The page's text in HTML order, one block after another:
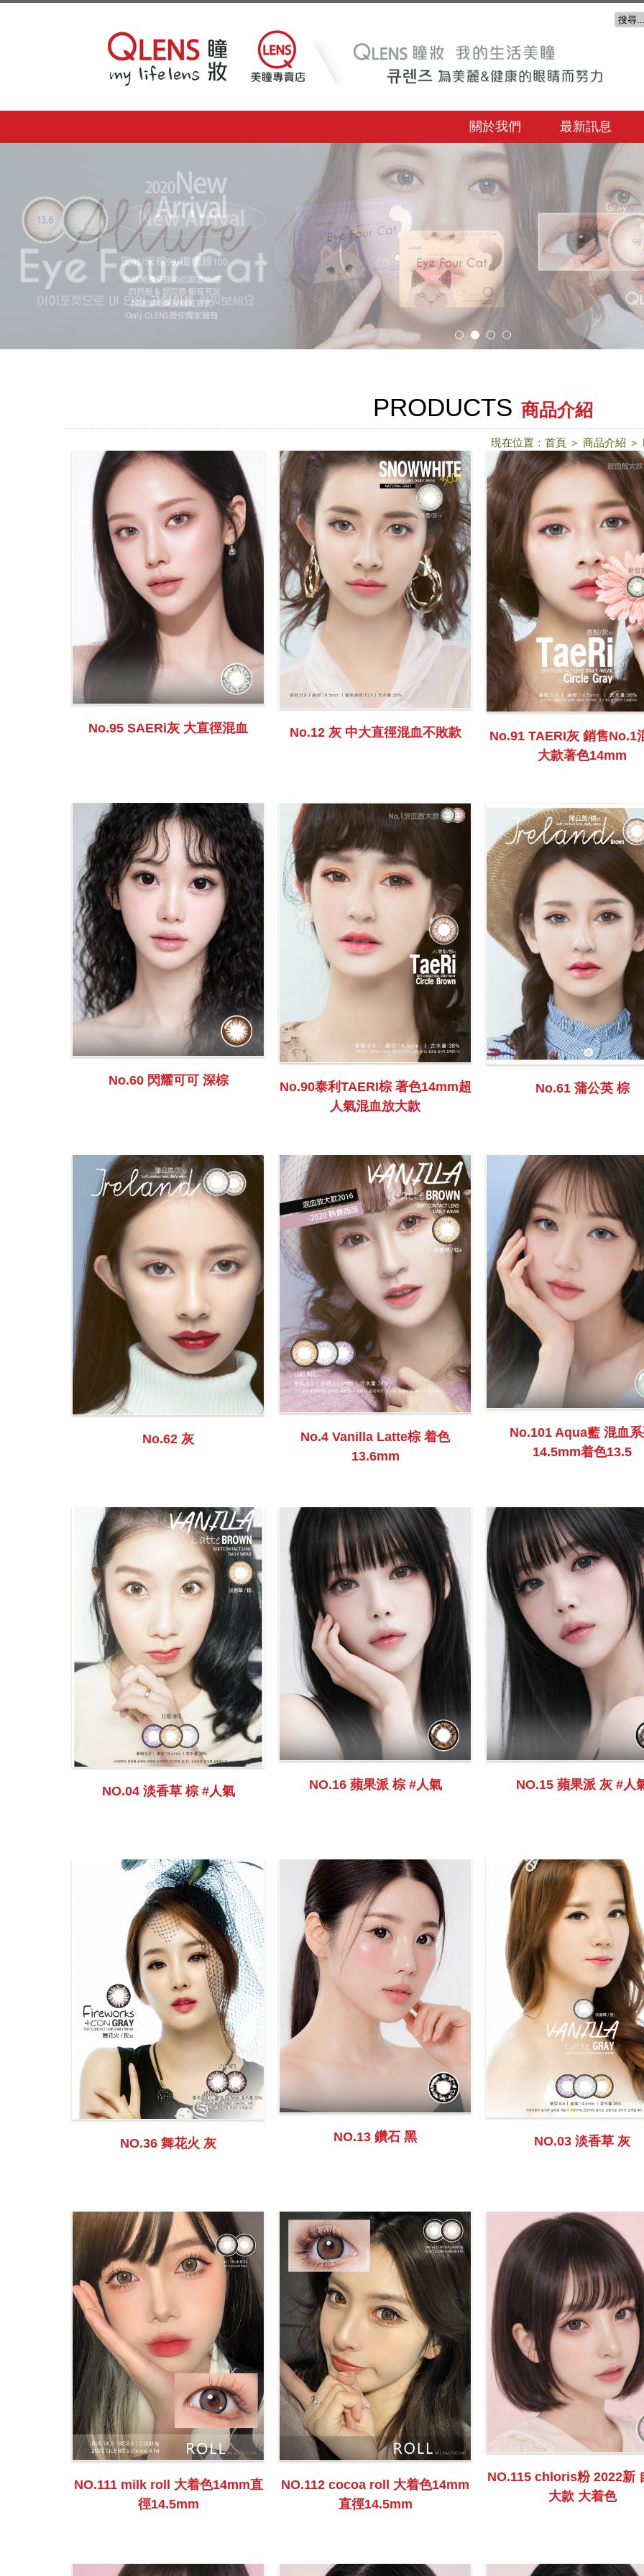
關於我們 最新訊息
PRODUCTS 商品介紹
現在位置： 首頁 ＞ 商品介紹 ＞
No.95 SAERi灰 大直徑混血 No.12 灰 中大直徑混血不敗款
No.91 TAERI灰 銷售No.1
大款著色14mm
No.60 閃耀可可 深棕
No.90泰利TAERI棕 著色14mm超
人氣混血放大款
No.61 蒲公英 棕
No.62 灰
No.4 Vanilla Latte棕 着色
13.6mm
No.101 Aqua藍 混血
14.5mm着色13.5
NO.04 淡香草 棕 #人氣 NO.16 蘋果派 棕 #人氣 NO.15 蘋果派 灰 #人
NO.36 舞花火 灰 NO.13 鑽石 黑 NO.03 淡香草 灰
NO.111 milk roll 大着色14mm直
徑14.5mm
NO.112 cocoa roll 大着色14mm
直徑14.5mm
NO.115 chloris粉 2022新
大款 大着色